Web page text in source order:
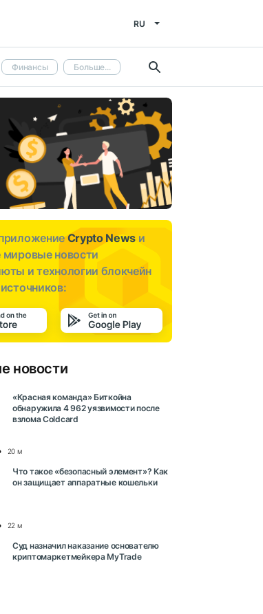
RU
Финансы Больше...
Crypto News и
мировые новости
и технологии блокчейн
новости
«Красная команда» Биткойна
обнаружила 4 962 уязвимости после
взлома Coldcard
20 м
Что такое «безопасный элемент»? Как
он защищает аппаратные кошельки
22 м
Суд назначил наказание основателю
криптомаркетмейкера MyTrade